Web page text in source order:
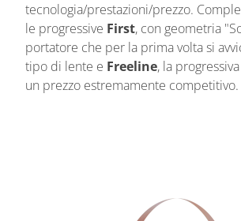
tecnologia/prestazioni/prezzo.
le progressive First, con geometria
portatore che per la prima volta si
tipo di lente e Freeline, la
un prezzo estremamente competitivo.